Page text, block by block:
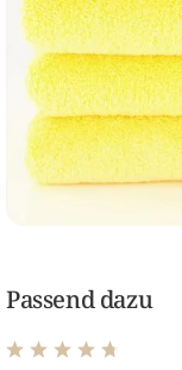
Passend dazu